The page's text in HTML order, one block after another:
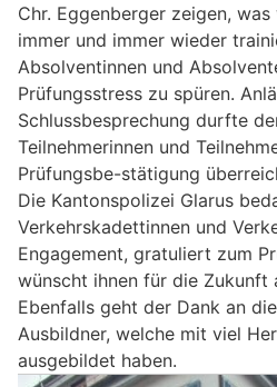
Chr. Eggenberger zeigen,
immer und immer wieder
Absolventinnen und
Prüfungsstress zu spüren.
Schlussbesprechung durfte
Teilnehmerinnen und
Prüfungsbe-stätigung
Die Kantonspolizei Glarus
Verkehrskadettinnen und
Engagement, gratuliert zum
wünscht ihnen für die Zukunft
Ebenfalls geht der Dank an
Ausbildner, welche mit viel
ausgebildet haben.